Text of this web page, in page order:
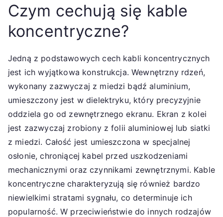
Czym cechują się kable
koncentryczne?
Jedną z podstawowych cech kabli koncentrycznych
jest ich wyjątkowa konstrukcja. Wewnętrzny rdzeń,
wykonany zazwyczaj z miedzi bądź aluminium,
umieszczony jest w dielektryku, który precyzyjnie
oddziela go od zewnętrznego ekranu. Ekran z kolei
jest zazwyczaj zrobiony z folii aluminiowej lub siatki
z miedzi. Całość jest umieszczona w specjalnej
osłonie, chroniącej kabel przed uszkodzeniami
mechanicznymi oraz czynnikami zewnętrznymi. Kable
koncentryczne charakteryzują się również bardzo
niewielkimi stratami sygnału, co determinuje ich
popularność. W przeciwieństwie do innych rodzajów